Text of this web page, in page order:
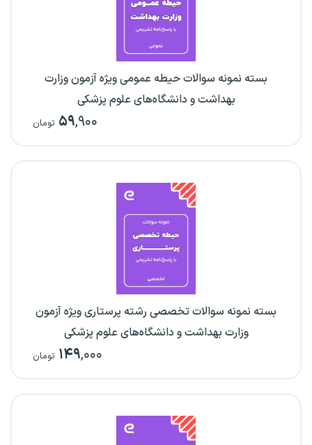
بسته نمونه سوالات حیطه عمومی ویژه آزمون وزارت
بهداشت و دانشگاه‌های علوم پزشکی
۵۹,۹۰۰ تومان
بسته نمونه سوالات تخصصی رشته پرستاری ویژه آزمون
وزارت بهداشت و دانشگاه‌های علوم پزشکی
۱۴۹,۰۰۰ تومان